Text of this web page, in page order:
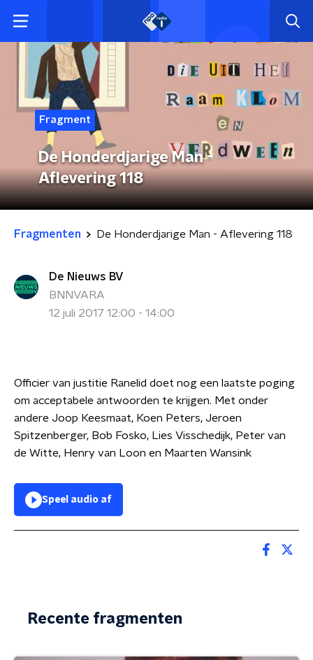
Fragment
De Honderdjarige Man -
Aflevering 118
Fragmenten De Honderdjarige Man - Aflevering 118
De Nieuws BV
BNNVARA
12 juli 2017 12:00 - 14:00
Officier van justitie Ranelid doet nog een laatste poging
om acceptabele antwoorden te krijgen. Met onder
andere Joop Keesmaat, Koen Peters, Jeroen
Spitzenberger, Bob Fosko, Lies Visschedijk, Peter van
de Witte, Henry van Loon en Maarten Wansink
Speel audio af
Recente fragmenten